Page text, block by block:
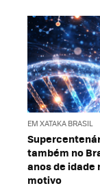
EM XATAKA BRASIL
também no
anos de idade
motivo